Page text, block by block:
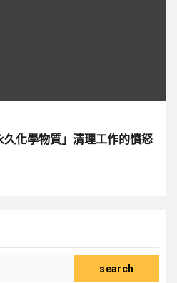
化學物質」清理工作的憤怒
search